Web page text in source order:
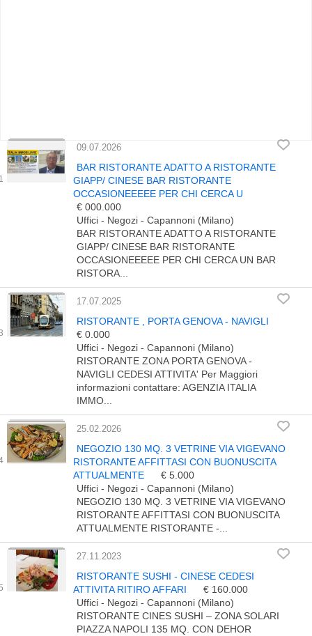
09.07.2026
BAR RISTORANTE ADATTO A RISTORANTE
GIAPP/ CINESE BAR RISTORANTE
OCCASIONEEEEE PER CHI CERCA U
€ 000.000
Uffici - Negozi - Capannoni (Milano)
BAR RISTORANTE ADATTO A RISTORANTE
GIAPP/ CINESE BAR RISTORANTE
OCCASIONEEEEE PER CHI CERCA UN BAR
RISTORA...
17.07.2025
RISTORANTE , PORTA GENOVA - NAVIGLI
€ 0.000
Uffici - Negozi - Capannoni (Milano)
RISTORANTE ZONA PORTA GENOVA -
NAVIGLI CEDESI ATTIVITA' Per Maggiori
informazioni contattare: AGENZIA ITALIA
IMMO...
25.02.2026
NEGOZIO 130 MQ. 3 VETRINE VIA VIGEVANO
RISTORANTE AFFITTASI CON BUONUSCITA
ATTUALMENTE
€ 5.000
Uffici - Negozi - Capannoni (Milano)
NEGOZIO 130 MQ. 3 VETRINE VIA VIGEVANO
RISTORANTE AFFITTASI CON BUONUSCITA
ATTUALMENTE RISTORANTE -...
27.11.2023
RISTORANTE SUSHI - CINESE CEDESI
ATTIVITA RITIRO AFFARI
€ 160.000
Uffici - Negozi - Capannoni (Milano)
RISTORANTE CINES SUSHI – ZONA SOLARI
PIAZZA NAPOLI 135 MQ. CON DEHOR